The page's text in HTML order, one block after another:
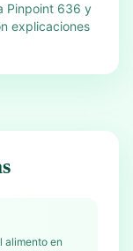
Pinpoint 636 y
explicaciones
alimento en